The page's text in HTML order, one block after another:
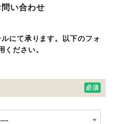
い合わせ
にて承ります。以下のフォ
ください。